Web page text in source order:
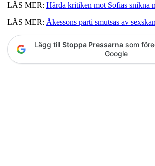
LÄS MER: Hårda kritiken mot Sofias snikna
LÄS MER: Åkessons parti smutsas av
Lägg till Stoppa Pressarna som
Google